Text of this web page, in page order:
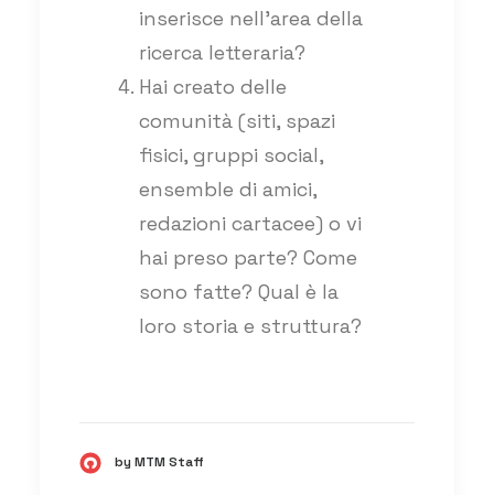
inserisce nell’area della
ricerca letteraria?
Hai creato delle
comunità (siti, spazi
fisici, gruppi social,
ensemble di amici,
redazioni cartacee) o vi
hai preso parte? Come
sono fatte? Qual è la
loro storia e struttura?
by MTM Staff